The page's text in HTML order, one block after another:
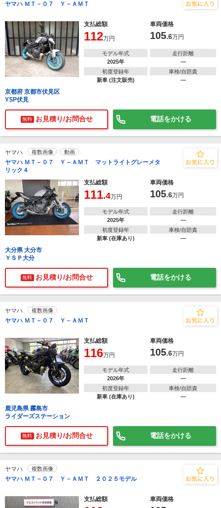
ヤマハ ＭＴ－０７ Ｙ－ＡＭＴ
支払総額 車両価格
112万円 105.6万円
モデル年式
2025年
走行距離
―
初度登録年
新車 (注文販売)
車検/自賠責
―
京都府 京都市伏見区
YSP伏見
無料 お見積り/お問合せ 電話をかける
ヤマハ 複数画像 動画
ヤマハ ＭＴ－０７ Ｙ－ＡＭＴ マットライトグレーメタ
リック４
支払総額
車両価格
111.4万円 105.6万円
モデル年式
2025年
走行距離
―
初度登録年
新車 (在庫あり)
車検/自賠責
―
大分県 大分市
ＹＳＰ大分
無料 お見積り/お問合せ 電話をかける
ヤマハ 複数画像
ヤマハ ＭＴ－０７ Ｙ－ＡＭＴ
支払総額 車両価格
116万円 105.6万円
モデル年式
2026年
走行距離
―
初度登録年
新車 (在庫あり)
車検/自賠責
―
鹿児島県 霧島市
ライダーズステーション
無料 お見積り/お問合せ 電話をかける
ヤマハ 複数画像
ヤマハ ＭＴ－０７ Ｙ－ＡＭＴ ２０２５モデル
支払総額 車両価格